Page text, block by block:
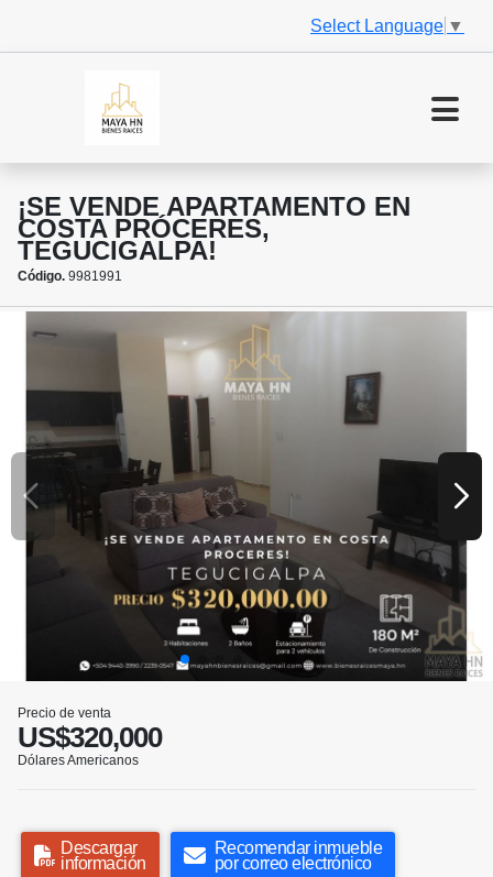
Select Language ▼
¡SE VENDE APARTAMENTO EN
COSTA PRÓCERES,
TEGUCIGALPA!
Código. 9981991
Precio de venta
US$320,000
Dólares Americanos
Descargar
información
Recomendar inmueble
por correo electrónico